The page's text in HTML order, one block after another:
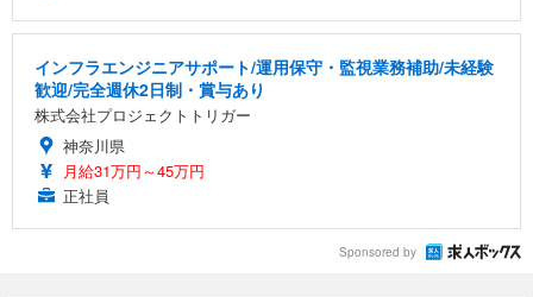
インフラエンジニアサポート/運用保守・監視業務補助/未経験
歓迎/完全週休2日制・賞与あり
株式会社プロジェクトトリガー
神奈川県
月給31万円～45万円
正社員
Sponsored by